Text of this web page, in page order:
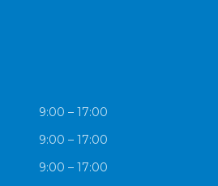
9:00 – 17:00
9:00 – 17:00
9:00 – 17:00